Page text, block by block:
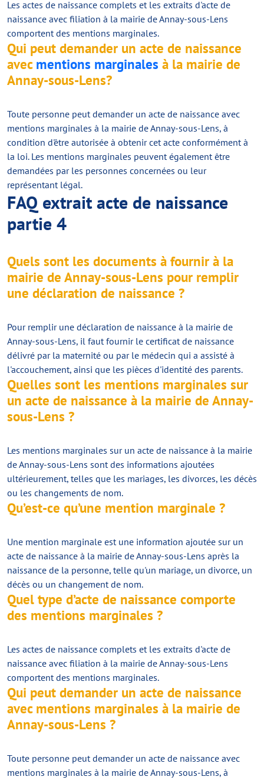
Les actes de naissance complets et les extraits d'acte de
naissance avec filiation à la mairie de Annay-sous-Lens
comportent des mentions marginales.
Qui peut demander un acte de naissance
avec mentions marginales à la mairie de
Annay-sous-Lens?
Toute personne peut demander un acte de naissance avec
mentions marginales à la mairie de Annay-sous-Lens, à
condition d'être autorisée à obtenir cet acte conformément à
la loi. Les mentions marginales peuvent également être
demandées par les personnes concernées ou leur
représentant légal.
FAQ extrait acte de naissance
partie 4
Quels sont les documents à fournir à la
mairie de Annay-sous-Lens pour remplir
une déclaration de naissance ?
Pour remplir une déclaration de naissance à la mairie de
Annay-sous-Lens, il faut fournir le certificat de naissance
délivré par la maternité ou par le médecin qui a assisté à
l'accouchement, ainsi que les pièces d'identité des parents.
Quelles sont les mentions marginales sur
un acte de naissance à la mairie de Annay-
sous-Lens ?
Les mentions marginales sur un acte de naissance à la mairie
de Annay-sous-Lens sont des informations ajoutées
ultérieurement, telles que les mariages, les divorces, les décès
ou les changements de nom.
Qu’est-ce qu’une mention marginale ?
Une mention marginale est une information ajoutée sur un
acte de naissance à la mairie de Annay-sous-Lens après la
naissance de la personne, telle qu'un mariage, un divorce, un
décès ou un changement de nom.
Quel type d’acte de naissance comporte
des mentions marginales ?
Les actes de naissance complets et les extraits d'acte de
naissance avec filiation à la mairie de Annay-sous-Lens
comportent des mentions marginales.
Qui peut demander un acte de naissance
avec mentions marginales à la mairie de
Annay-sous-Lens ?
Toute personne peut demander un acte de naissance avec
mentions marginales à la mairie de Annay-sous-Lens, à